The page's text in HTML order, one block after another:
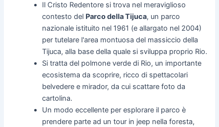
Il Cristo Redentore si trova nel meraviglioso
contesto del Parco della Tijuca, un parco
nazionale istituito nel 1961 (e allargato nel 2004)
per tutelare l'area montuosa del massiccio della
Tijuca, alla base della quale si sviluppa proprio Rio.
Si tratta del polmone verde di Rio, un importante
ecosistema da scoprire, ricco di spettacolari
belvedere e mirador, da cui scattare foto da
cartolina.
Un modo eccellente per esplorare il parco è
prendere parte ad un tour in jeep nella foresta,